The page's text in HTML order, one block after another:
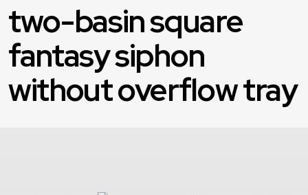
two-basin square
fantasy siphon
without overflow tray